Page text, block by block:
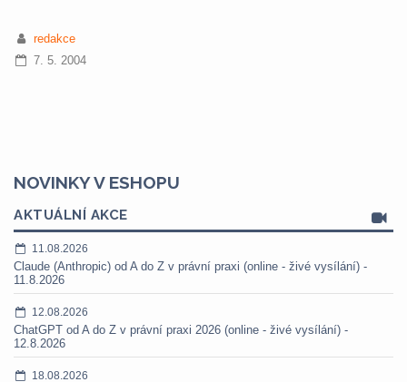
redakce
7. 5. 2004
NOVINKY V ESHOPU
AKTUÁLNÍ AKCE
11.08.2026
Claude (Anthropic) od A do Z v právní praxi (online - živé vysílání) -
11.8.2026
12.08.2026
ChatGPT od A do Z v právní praxi 2026 (online - živé vysílání) -
12.8.2026
18.08.2026